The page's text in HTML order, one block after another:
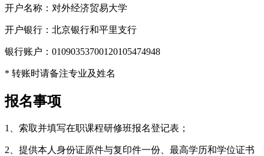
开户名称：对外经济贸易大学
开户银行：北京银行和平里支行
银行账户：01090353700120105474948
* 转账时请备注专业及姓名
报名事项
1、索取并填写在职课程研修班报名登记表；
2、提供本人身份证原件与复印件一份、最高学历和学位证书